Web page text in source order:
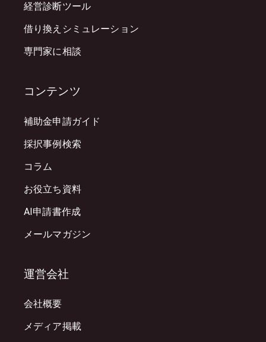
経営診断ツール
借り換えシミュレーション
専門家に相談
コンテンツ
補助金申請ガイド
採択事例検索
コラム
お役立ち資料
AI申請書作成
メールマガジン
運営会社
会社概要
メディア掲載